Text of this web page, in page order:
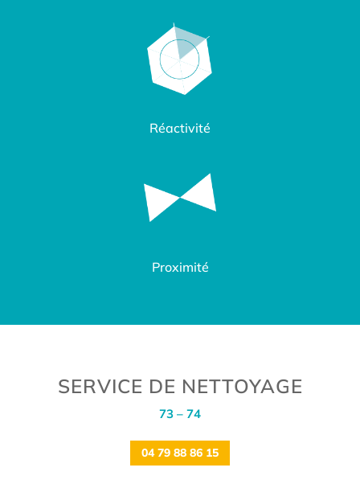
Réactivité
Proximité
SERVICE DE NETTOYAGE
73 – 74
04 79 88 86 15